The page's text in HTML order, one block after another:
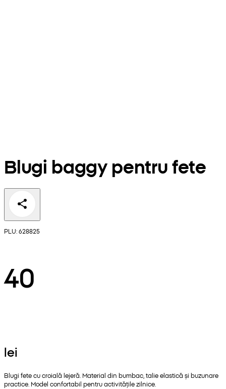
Blugi baggy pentru fete
PLU: 628825
40
lei
Blugi fete cu croială lejeră. Material din bumbac, talie elastică și buzunare
practice. Model confortabil pentru activitățile zilnice.